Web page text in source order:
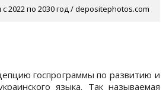
2022 по 2030 год / depositephotos.com
госпрограммы по развитию и
языка. Так называемая